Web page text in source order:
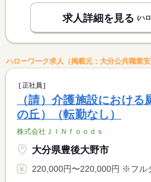
求人詳細を見る (ハ
ハローワーク求人（掲載元：大分公共職業安
正社員
（請）介護施設におけ
の丘）（転勤なし）
株式会社ＪＩＮｆｏｏｄｓ
大分県豊後大野市
220,000円〜220,000円 ※フルタイム求人の場合は月額（換算額）